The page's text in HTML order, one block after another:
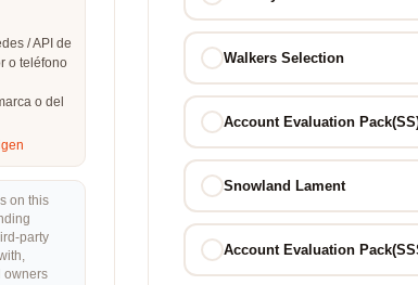
/ API de
o teléfono
o del
on this
party
owners
Walkers Selection
Account Evaluation
Snowland Lament
Account Evaluation